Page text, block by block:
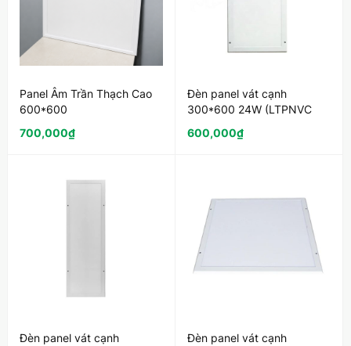
Panel Âm Trần Thạch Cao
600*600
700,000₫
Đèn panel vát cạnh
300*600 24W (LTPNVC
600,000₫
Đèn panel vát cạnh
Đèn panel vát cạnh